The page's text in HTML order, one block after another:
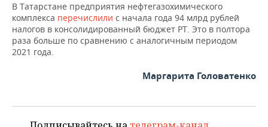
ЭНЕРГЕТИКА
УСЛУГИ
МЕДИА
ТЕЛЕКОММУНИКАЦИИ
ВЫЕЗДНАЯ РЕДАКЦИЯ
БИЗНЕС-БРАНЧИ
НОВОСТИ СПОРТА
ФУТБОЛ
ОБЩЕСТВО
НОВОСТИ ОБЩЕСТВА
ФОТОГАЛЕРЕЯ
В Татарстане предприятия нефтегазохимического
комплекса перечислили с начала года 94 млрд рублей
налогов в консолидированный бюджет РТ. Это в полтора
раза больше по сравнению с аналогичным периодом
2021 года.
Маргарита Головатенко